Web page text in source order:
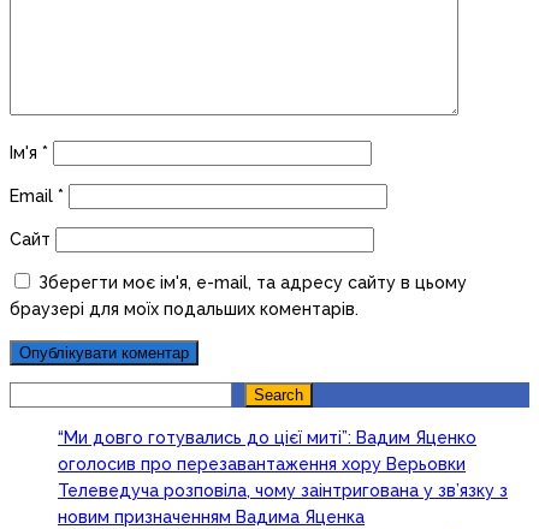
Ім'я *
Email *
Сайт
Зберегти моє ім'я, e-mail, та адресу сайту в цьому
браузері для моїх подальших коментарів.
Search
“Ми довго готувались до цієї миті”: Вадим Яценко
оголосив про перезавантаження хору Верьовки
Телеведуча розповіла, чому заінтригована у зв’язку з
новим призначенням Вадима Яценка